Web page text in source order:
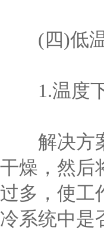
(四)低温
1.温度下
解决方案
干燥，然后
过多，使工
冷系统中是